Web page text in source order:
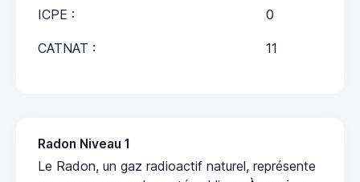
ICPE : 0
CATNAT : 11
Radon Niveau 1
Le Radon, un gaz radioactif naturel, représente